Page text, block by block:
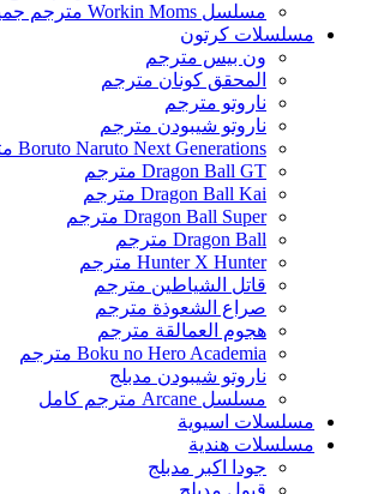
مسلسل Workin Moms مترجم جميع المواسم
مسلسلات كرتون
ون بيس مترجم
المحقق كونان مترجم
ناروتو مترجم
ناروتو شيبودن مترجم
Boruto Naruto Next Generations مترجم
Dragon Ball GT مترجم
Dragon Ball Kai مترجم
Dragon Ball Super مترجم
Dragon Ball مترجم
Hunter X Hunter مترجم
قاتل الشياطين مترجم
صراع الشعوذة مترجم
هجوم العمالقة مترجم
Boku no Hero Academia مترجم
ناروتو شيبودن مدبلج
مسلسل Arcane مترجم كامل
مسلسلات اسيوية
مسلسلات هندية
جودا اكبر مدبلج
قبول مدبلج